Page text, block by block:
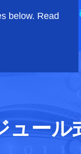
below. Read
ール